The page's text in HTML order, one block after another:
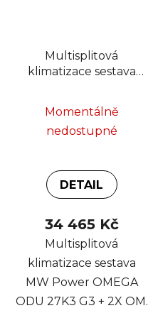
Multisplitová
klimatizace sestava
OM. 12K, 1x OM. 9K
Momentálně
nedostupné
DETAIL
34 465 Kč
Multisplitová
klimatizace sestava
MW Power OMEGA
ODU 27K3 G3 + 2X OM.